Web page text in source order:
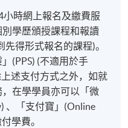
時網上報名及繳費服
學歷頒授課程和報讀
得形式報名的課程)。
(PPS) (不適用於手
述支付方式之外，如就
在學學員亦可以「微
、「支付寶」(Online
學費。